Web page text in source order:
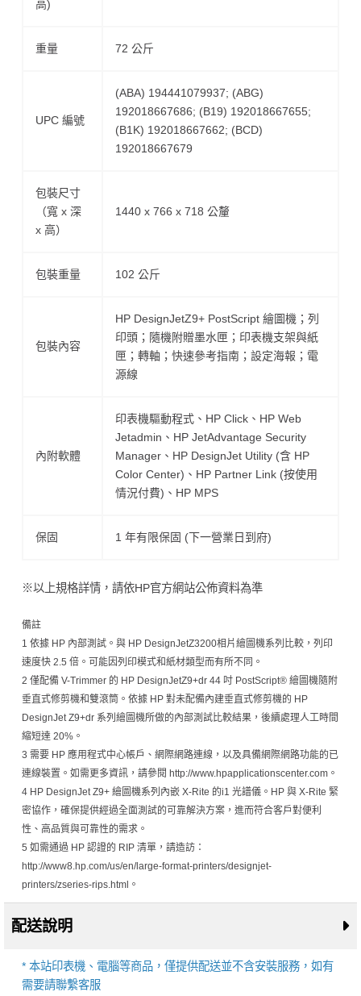
高)
重量 72 公斤
UPC 編號
(ABA) 194441079937; (ABG)
192018667686; (B19) 192018667655;
(B1K) 192018667662; (BCD)
192018667679
包裝尺寸
（寬 x 深
x 高）
1440 x 766 x 718 公釐
包裝重量 102 公斤
包裝內容
HP DesignJetZ9+ PostScript 繪圖機；列
印頭；隨機附贈墨水匣；印表機支架與紙
匣；轉軸；快速參考指南；設定海報；電
源線
內附軟體
印表機驅動程式、HP Click、HP Web
Jetadmin、HP JetAdvantage Security
Manager、HP DesignJet Utility (含 HP
Color Center)、HP Partner Link (按使用
情況付費)、HP MPS
保固 1 年有限保固 (下一營業日到府)
※以上規格詳情，請依HP官方網站公佈資料為準
備註
1 依據 HP 內部測試。與 HP DesignJetZ3200相片繪圖機系列比較，列印
速度快 2.5 倍。可能因列印模式和紙材類型而有所不同。
2 僅配備 V-Trimmer 的 HP DesignJetZ9+dr 44 吋 PostScript® 繪圖機隨附
垂直式修剪機和雙滾筒。依據 HP 對未配備內建垂直式修剪機的 HP
DesignJet Z9+dr 系列繪圖機所做的內部測試比較結果，後續處理人工時間
縮短達 20%。
3 需要 HP 應用程式中心帳戶、網際網路連線，以及具備網際網路功能的已
連線裝置。如需更多資訊，請參閱 http://www.hpapplicationscenter.com。
4 HP DesignJet Z9+ 繪圖機系列內嵌 X-Rite 的i1 光譜儀。HP 與 X-Rite 緊
密協作，確保提供經過全面測試的可靠解決方案，進而符合客戶對便利
性、高品質與可靠性的需求。
5 如需通過 HP 認證的 RIP 清單，請造訪：
http://www8.hp.com/us/en/large-format-printers/designjet-
printers/zseries-rips.html。
配送說明
* 本站印表機、電腦等商品，僅提供配送並不含安裝服務，如有
需要請聯繫客服